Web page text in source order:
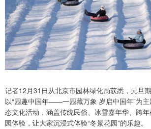
记者12月31日从北京市园林绿化局获悉，元旦
以“园趣中国年——一园藏万象 岁启中国年”为
态文化活动，涵盖传统民俗、冰雪嘉年华、跨
园体验，让大家沉浸式体验“冬景花园”的乐趣。